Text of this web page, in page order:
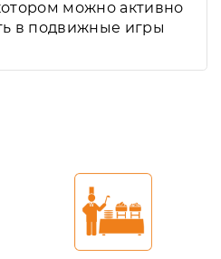
можно активно
в подвижные игры